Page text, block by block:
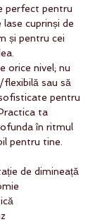
perfect pentru
cuprinși de
și pentru cei
orice nivel; nu
sau să
pentru
ta
în ritmul
pentru tine.
de dimineață